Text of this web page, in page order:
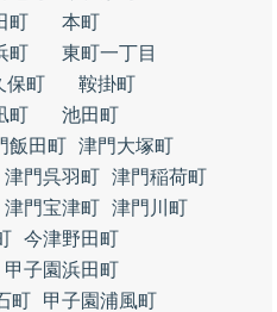
町
本町
町
東町一丁目
保町
鞍掛町
町
池田町
飯田町 津門大塚町
津門呉羽町 津門稲荷町
津門宝津町 津門川町
今津野田町
甲子園浜田町
町
甲子園浦風町